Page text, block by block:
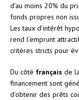
d’au moins 20% du
fonds propres non
Les taux d’intérêt
rend l’emprunt
critères stricts pour
Du côté français de
financement sont
d’obtenir des prêts